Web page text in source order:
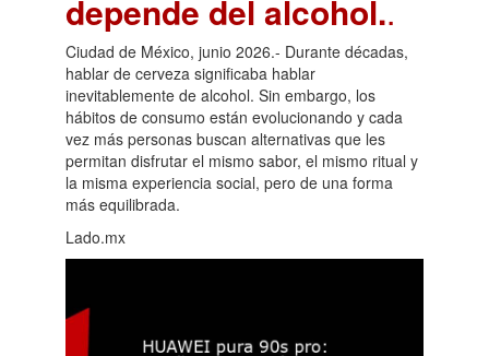
depende del alcohol..
Ciudad de México, junio 2026.- Durante décadas,
hablar de cerveza significaba hablar
inevitablemente de alcohol. Sin embargo, los
hábitos de consumo están evolucionando y cada
vez más personas buscan alternativas que les
permitan disfrutar el mismo sabor, el mismo ritual y
la misma experiencia social, pero de una forma
más equilibrada.
Lado.mx